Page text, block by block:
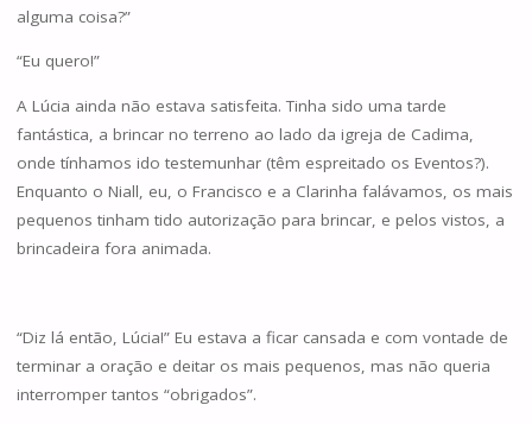
alguma coisa?”
“Eu quero!”
A Lúcia ainda não estava satisfeita. Tinha sido uma tarde
fantástica, a brincar no terreno ao lado da igreja de Cadima,
onde tínhamos ido testemunhar (têm espreitado os Eventos?).
Enquanto o Niall, eu, o Francisco e a Clarinha falávamos, os mais
pequenos tinham tido autorização para brincar, e pelos vistos, a
brincadeira fora animada.
“Diz lá então, Lúcia!” Eu estava a ficar cansada e com vontade de
terminar a oração e deitar os mais pequenos, mas não queria
interromper tantos “obrigados”.